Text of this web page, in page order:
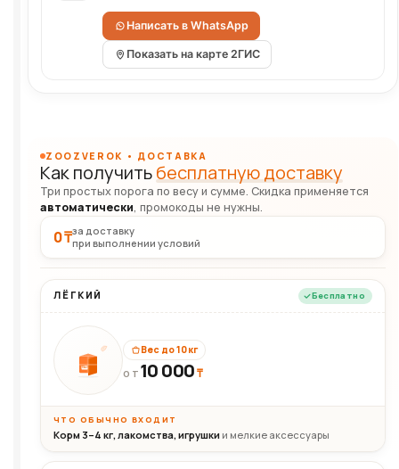
Написать в WhatsApp
Показать на карте 2ГИС
ZOOZVEROK • ДОСТАВКА
Как получитьбесплатную доставку
Три простых порога по весу и сумме. Скидка применяется
автоматически, промокоды не нужны.
0 ₸за доставку
при выполнении условий
ЛЁГКИЙ Бесплатно
10кг
Вес до 10 кг
ОТ 10 000₸
ЧТО ОБЫЧНО ВХОДИТ
Корм 3–4 кг, лакомства, игрушки и мелкие аксессуары